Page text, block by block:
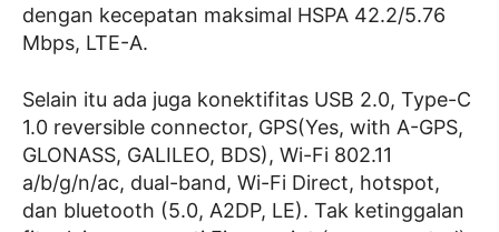
dengan kecepatan maksimal HSPA 42.2/5.76
Mbps, LTE-A.
Selain itu ada juga konektifitas USB 2.0, Type-C
1.0 reversible connector, GPS(Yes, with A-GPS,
GLONASS, GALILEO, BDS), Wi-Fi 802.11
a/b/g/n/ac, dual-band, Wi-Fi Direct, hotspot,
dan bluetooth (5.0, A2DP, LE). Tak ketinggalan